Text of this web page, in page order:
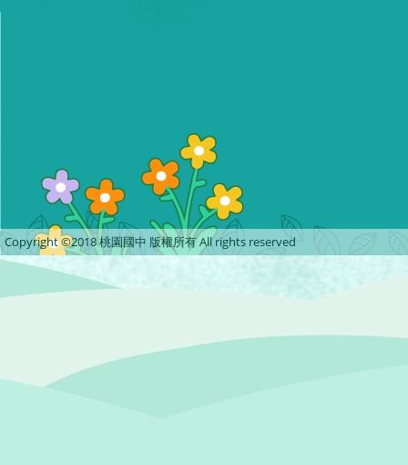
Copyright ©2018 桃園國中 版權所有 All rights reserved